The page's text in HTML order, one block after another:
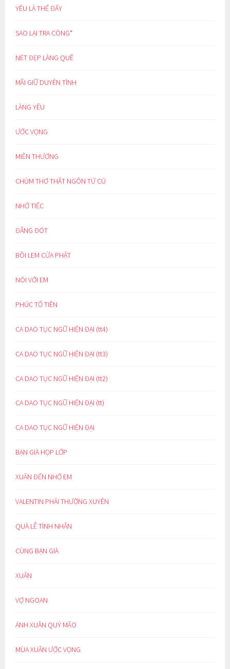
YÊU LÀ THẾ ĐẤY
SAO LẠI TRA CÒNG*
NÉT ĐẸP LÀNG QUÊ
MÃI GIỮ DUYÊN TÌNH
LÀNG YÊU
ƯỚC VỌNG
MIỀN THƯƠNG
CHÙM THƠ THẤT NGÔN TỨ CÚ
NHỚ TIẾC
ĐẮNG ĐÓT
BÔI LEM CỬA PHẬT
NÓI VỚI EM
PHÚC TỔ TIÊN
CA DAO TỤC NGỮ HIỆN ĐẠI (tt4)
CA DAO TỤC NGỮ HIỆN ĐẠI (tt3)
CA DAO TỤC NGỮ HIỆN ĐẠI (tt2)
CA DAO TỤC NGỮ HIỆN ĐẠI (tt)
CA DAO TỤC NGỮ HIỆN ĐẠI
BẠN GIÀ HỌP LỚP
XUÂN ĐẾN NHỚ EM
VALENTIN PHẢI THƯỜNG XUYÊN
QUÀ LỄ TÌNH NHÂN
CÙNG BẠN GIÀ
XUÂN
VỢ NGOAN
ÁNH XUÂN QUÝ MÃO
MÙA XUÂN ƯỚC VỌNG